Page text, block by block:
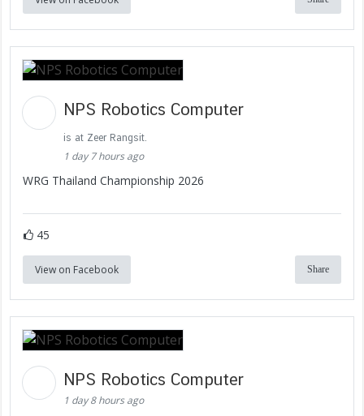
NPS Robotics Computer
is at Zeer Rangsit.
1 day 7 hours ago
WRG Thailand Championship 2026
45
View on Facebook Share
NPS Robotics Computer
1 day 8 hours ago